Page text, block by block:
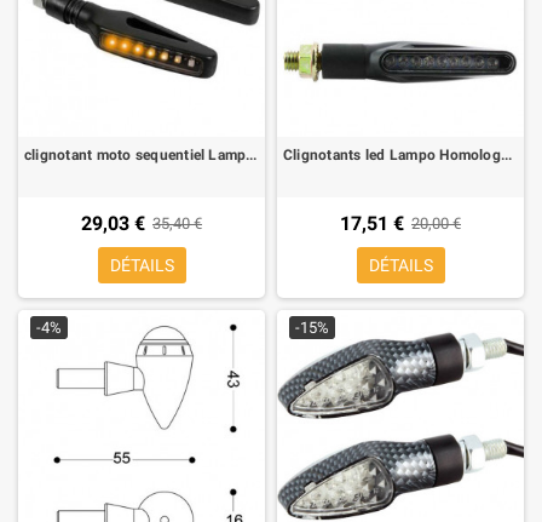
clignotant moto sequentiel Lampa Glory SQ
29,03 € 35,40 €
DÉTAILS
Clignotants led Lampo Homologue pour moto
17,51 € 20,00 €
DÉTAILS
-4% -15%